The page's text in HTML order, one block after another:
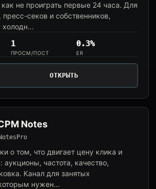
не проиграть первые 24 часа. Для
пресс-секов и собственников,
1
ПРОСМ/ПОСТ
0.3%
ER
ОТКРЫТЬ
Notes
о том, что двигает цену клика и
аукционы, частота, качество,
Канал для занятых
нужен...